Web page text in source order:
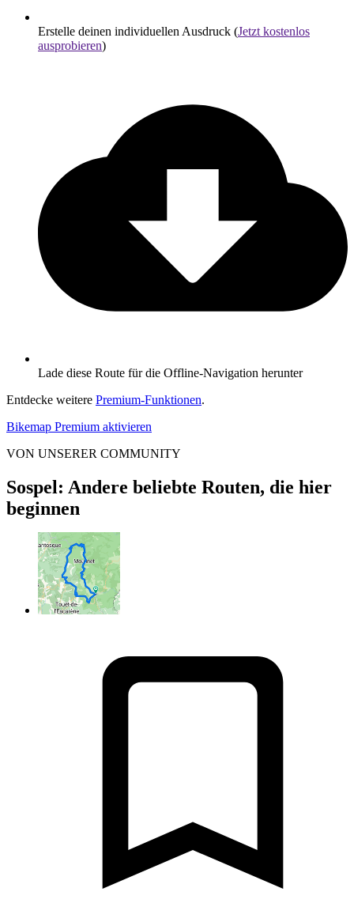
Erstelle deinen individuellen Ausdruck (Jetzt kostenlos
ausprobieren)
Lade diese Route für die Offline-Navigation herunter
Entdecke weitere Premium-Funktionen.
Bikemap Premium aktivieren
VON UNSERER COMMUNITY
Sospel: Andere beliebte Routen, die hier
beginnen